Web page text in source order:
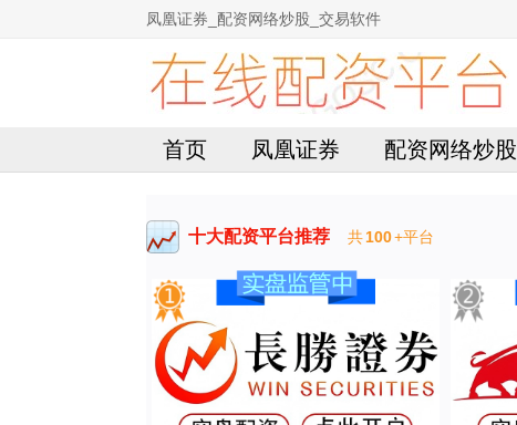
凤凰证券_配资网络炒股_交易软件
首页 凤凰证券 配资网络炒股
十大配资平台推荐 共100+平台